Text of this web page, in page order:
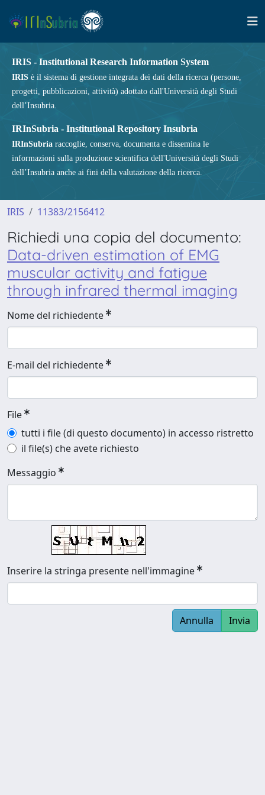
IRIS - Institutional Research Information System
IRIS è il sistema di gestione integrata dei dati della ricerca (persone,
progetti, pubblicazioni, attività) adottato dall'Università degli Studi
dell’Insubria.
IRInSubria - Institutional Repository Insubria
IRInSubria raccoglie, conserva, documenta e dissemina le
informazioni sulla produzione scientifica dell'Università degli Studi
dell’Insubria anche ai fini della valutazione della ricerca.
IRIS 11383/2156412
Richiedi una copia del documento:
Data-driven estimation of EMG
muscular activity and fatigue
through infrared thermal imaging
Nome del richiedente
E-mail del richiedente
File
tutti i file (di questo documento) in accesso ristretto
il file(s) che avete richiesto
Messaggio
Inserire la stringa presente nell'immagine
Annulla Invia